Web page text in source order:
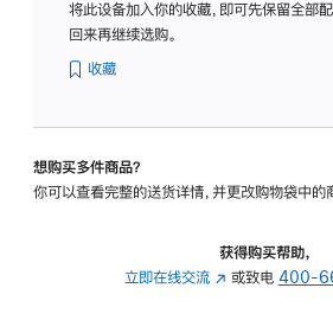
璃
转
的
将此设备加入你的收藏，即可先保留全部
回来再继续选购。
收藏
想购买多件商品？
你可以查看完整的送货详情，并更改购物袋中的
获得购买帮助，
立即在线交流 (在 或致电 400-